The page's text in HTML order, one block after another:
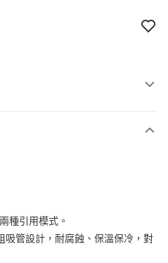
種引用模式。
吸管設計，耐腐蝕、保溫保冷，對